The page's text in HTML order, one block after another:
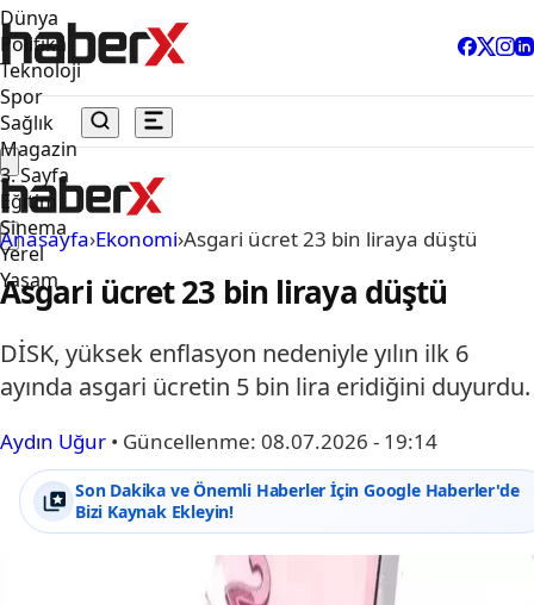
Dünya
Politika
Teknoloji
Spor
Sağlık
Magazin
3. Sayfa
Eğitim
Sinema
Yerel
Yaşam
Anasayfa›Ekonomi›Asgari ücret 23 bin liraya düştü
Asgari ücret 23 bin liraya düştü
DİSK, yüksek enflasyon nedeniyle yılın ilk 6
ayında asgari ücretin 5 bin lira eridiğini duyurdu.
Aydın Uğur • Güncellenme: 08.07.2026 - 19:14
Son Dakika ve Önemli Haberler İçin Google Haberler'de
Bizi Kaynak Ekleyin!